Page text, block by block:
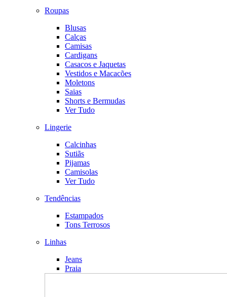
Roupas
Blusas
Calças
Camisas
Cardigans
Casacos e Jaquetas
Vestidos e Macacões
Moletons
Saias
Shorts e Bermudas
Ver Tudo
Lingerie
Calcinhas
Sutiãs
Pijamas
Camisolas
Ver Tudo
Tendências
Estampados
Tons Terrosos
Linhas
Jeans
Praia